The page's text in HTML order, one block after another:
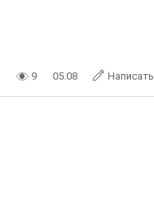
9 05.08 Написать